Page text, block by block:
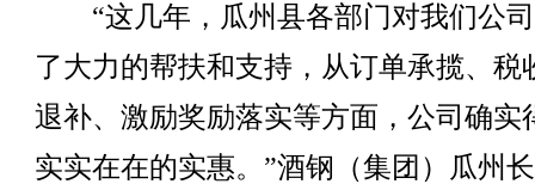
“这几年，瓜州县各部门对我们公
了大力的帮扶和支持，从订单承揽、税
退补、激励奖励落实等方面，公司确实
实实在在的实惠。”酒钢（集团）瓜州